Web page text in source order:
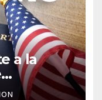
a la